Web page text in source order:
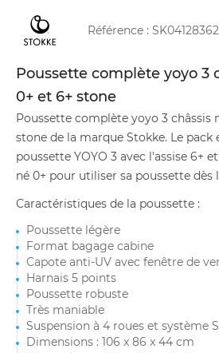
Référence :
Poussette complète yoyo 3
0+ et 6+ stone
Poussette complète yoyo 3 châssis
stone de la marque Stokke. Le pack
poussette YOYO 3 avec l'assise 6+
né 0+ pour utiliser sa poussette dès
Caractéristiques de la poussette :
Poussette légère
Format bagage cabine
Capote anti-UV avec fenêtre de
Harnais 5 points
Poussette robuste
Très maniable
Suspension à 4 roues et système
Dimensions : 106 x 86 x 44 cm